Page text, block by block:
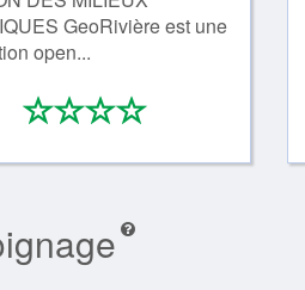
GeoRivière est une
open...
****
0/4